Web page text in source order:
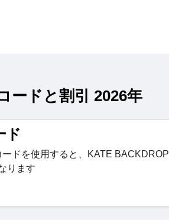
ードと割引 2026年
ド
ドを使用すると、KATE BACKDROP
ります